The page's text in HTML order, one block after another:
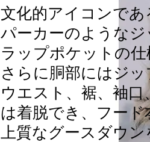
文化的アイコンで
パーカーのような
ラップポケットの仕
さらに胴部にはジ
ウエスト、裾、袖
は着脱でき、フー
上質なグースダウ